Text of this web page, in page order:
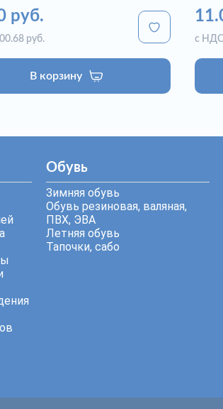
руб.
руб.
В корзину
с НДС
Обувь
Зимняя обувь
Обувь резиновая, валяная,
ПВХ, ЭВА
Летняя обувь
Тапочки, сабо